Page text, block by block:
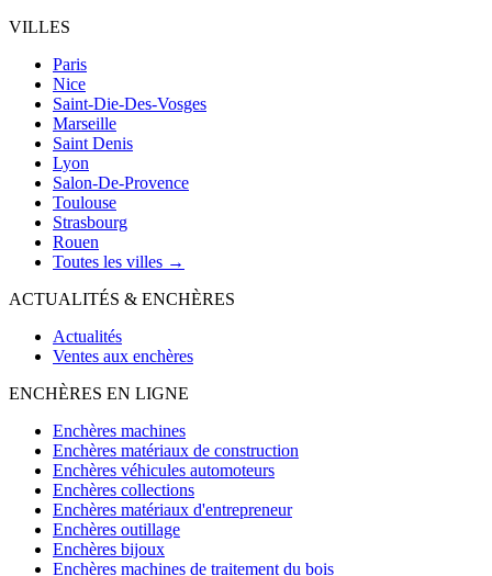
VILLES
Paris
Nice
Saint-Die-Des-Vosges
Marseille
Saint Denis
Lyon
Salon-De-Provence
Toulouse
Strasbourg
Rouen
Toutes les villes →
ACTUALITÉS & ENCHÈRES
Actualités
Ventes aux enchères
ENCHÈRES EN LIGNE
Enchères machines
Enchères matériaux de construction
Enchères véhicules automoteurs
Enchères collections
Enchères matériaux d'entrepreneur
Enchères outillage
Enchères bijoux
Enchères machines de traitement du bois